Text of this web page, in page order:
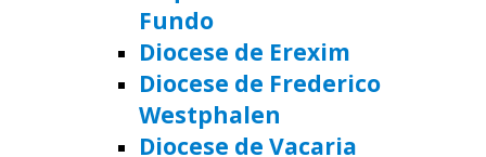
Fundo
Diocese de Erexim
Diocese de Frederico
Westphalen
Diocese de Vacaria